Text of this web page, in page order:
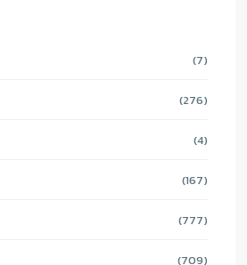
(7)
(276)
(4)
(167)
(777)
(709)